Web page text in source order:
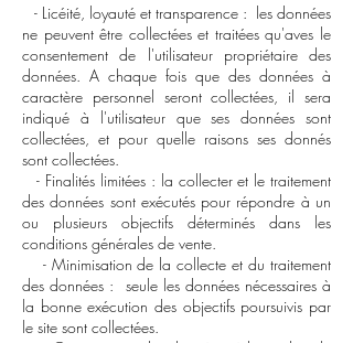
- Licéité, loyauté et transparence : les données
ne peuvent être collectées et traitées qu'aves le
consentement de l'utilisateur propriétaire des
données. A chaque fois que des données à
caractère personnel seront collectées, il sera
indiqué à l'utilisateur que ses données sont
collectées, et pour quelle raisons ses donnés
sont collectées.
- Finalités limitées : la collecter et le traitement
des données sont exécutés pour répondre à un
ou plusieurs objectifs déterminés dans les
conditions générales de vente.
- Minimisation de la collecte et du traitement
des données : seule les données nécessaires à
la bonne exécution des objectifs poursuivis par
le site sont collectées.